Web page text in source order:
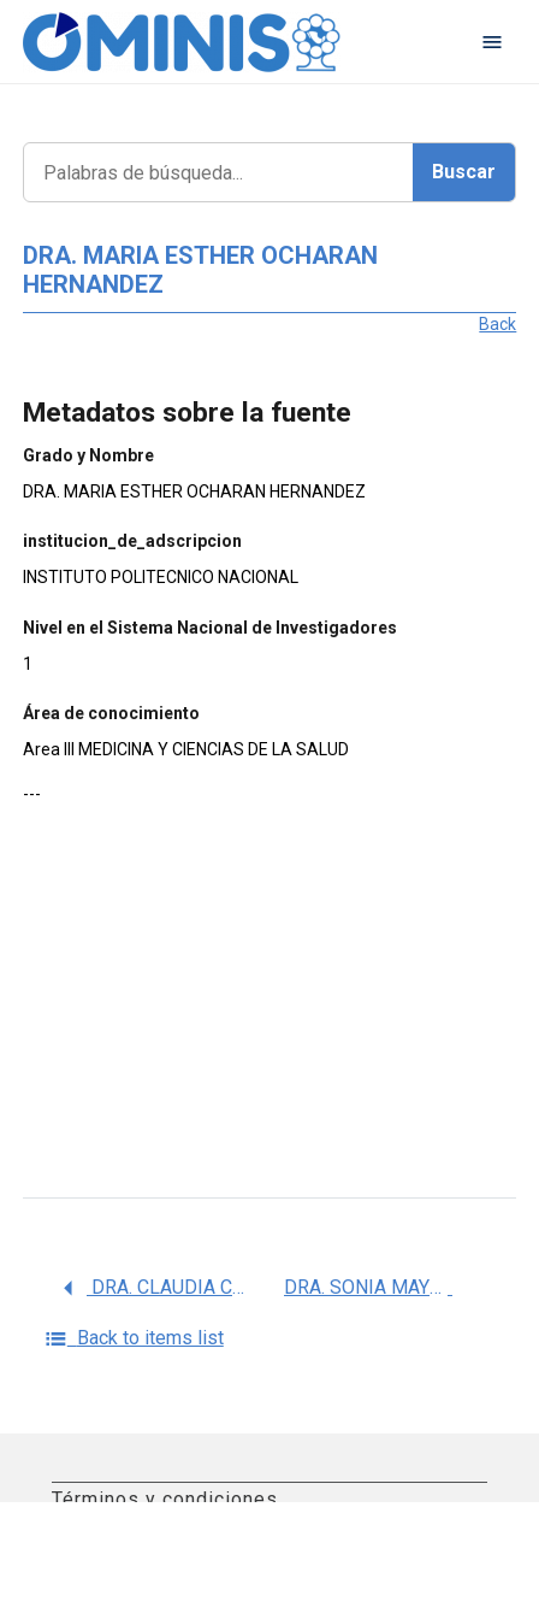
DRA. MARIA ESTHER OCHARAN
HERNANDEZ
Back
Metadatos sobre la fuente
Grado y Nombre
DRA. MARIA ESTHER OCHARAN HERNANDEZ
institucion_de_adscripcion
INSTITUTO POLITECNICO NACIONAL
Nivel en el Sistema Nacional de Investigadores
1
Área de conocimiento
Area III MEDICINA Y CIENCIAS DE LA SALUD
---
DRA. CLAUDIA CAMELIA CALZADA MENDOZA DRA. SONIA MAYRA PEREZ TAPIA
Back to items list
Términos y condiciones